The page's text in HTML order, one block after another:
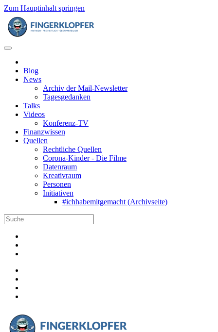
Zum Hauptinhalt springen
Blog
News
Archiv der Mail-Newsletter
Tagesgedanken
Talks
Videos
Konferenz-TV
Finanzwissen
Quellen
Rechtliche Quellen
Corona-Kinder - Die Filme
Datenraum
Kreativraum
Personen
Initiativen
#ichhabemitgemacht (Archivseite)